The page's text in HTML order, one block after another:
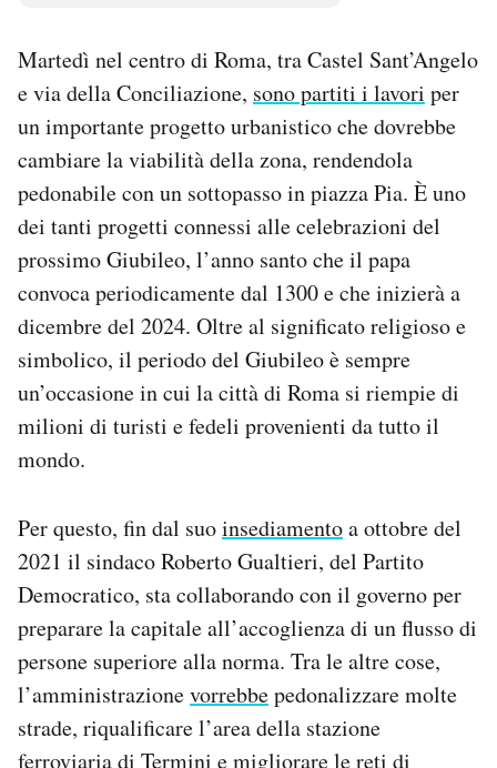
AREA PERSONALE
Area Personale
Newsletter
Notifiche mobile
Regala il Post
Hai bisogno di aiuto?
Martedì nel centro di Roma, tra Castel Sant’Angelo
e via della Conciliazione, sono partiti i lavori per
un importante progetto urbanistico che dovrebbe
cambiare la viabilità della zona, rendendola
pedonabile con un sottopasso in piazza Pia. È uno
dei tanti progetti connessi alle celebrazioni del
prossimo Giubileo, l’anno santo che il papa
convoca periodicamente dal 1300 e che inizierà a
dicembre del 2024. Oltre al significato religioso e
simbolico, il periodo del Giubileo è sempre
un’occasione in cui la città di Roma si riempie di
milioni di turisti e fedeli provenienti da tutto il
mondo.
Per questo, fin dal suoinsediamentoa ottobre del
2021 il sindaco Roberto Gualtieri, del Partito
Democratico, sta collaborando con il governo per
preparare la capitale all’accoglienza di un flusso di
persone superiore alla norma. Tra le altre cose,
l’amministrazionevorrebbepedonalizzare molte
strade, riqualificare l’area della stazione
ferroviaria di Termini e migliorare le reti di